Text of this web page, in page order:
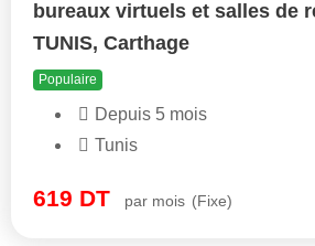
bureaux virtuels et salles de
TUNIS, Carthage
Populaire
Depuis 5 mois
Tunis
619 DT par mois (Fixe)